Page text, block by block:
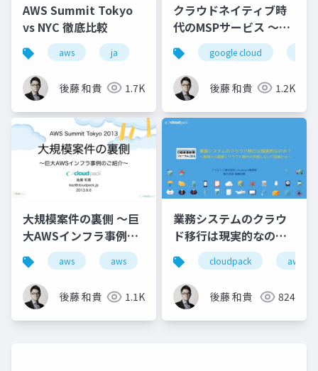
AWS Summit Tokyo
vs NYC 徹底比較
aws ja
後藤 和貴 1.7K
クラウドネイティブ時
代のMSPサービス 〜24
時間 365 日体制の 監
視・運用サービスの実
情〜
google cloud
後藤 和貴 1.2K
大規模案件の裏側 ～巨
大AWSインフラ事例の
ご紹介～aws aws
後藤 和貴 1.1K
業務システムのクラウ
ド移行は現実的なの
か？ 〜事例から紐解く
クラウド時代の失敗し
ないIT投資とは〜
cloudpack aws
後藤 和貴 824